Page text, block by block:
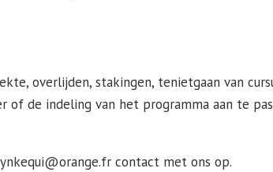
overlijden, stakingen, tenietgaan van
de indeling van het programma aan te
contact met ons op.